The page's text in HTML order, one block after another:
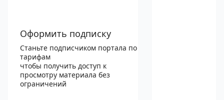
Оформить подписку
Станьте подписчиком портала по
тарифам
чтобы получить доступ к
просмотру материала без
ограничений